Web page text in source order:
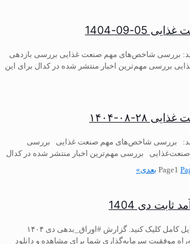
05-09-1404
️بررسی شاخص‌های مهم صنعت غذایی بررسی بازدهی
صنعت‌غذایی ️بررسی مهم‌ترین اخبار منتشر شده در کدال برای این
۲۸-۰۸-۱۴۰۴
️بررسی شاخص‌های مهم صنعت غذایی بررسی
Page1 بعدی»
دی 1404
برای مشاهده و دانلود فایل کامل کلیک کنید. گزارش #اوراق_بدهی دی ۱۴۰۴
موفقیت سرمایه‌گذاری شما برای مشاهده و دانلود